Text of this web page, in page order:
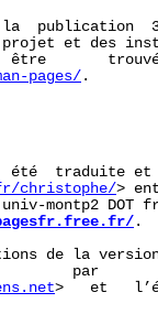
la  publication
et des
être
pages/ .
été  traduite
christophe/>
montp2 DOT
.
de la
par
>   et